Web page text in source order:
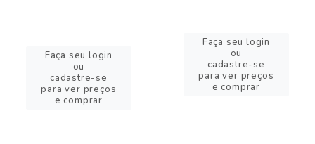
Faça seu login
ou
cadastre-se
para ver preços
e comprar
Faça seu login
ou
cadastre-se
para ver preços
e comprar